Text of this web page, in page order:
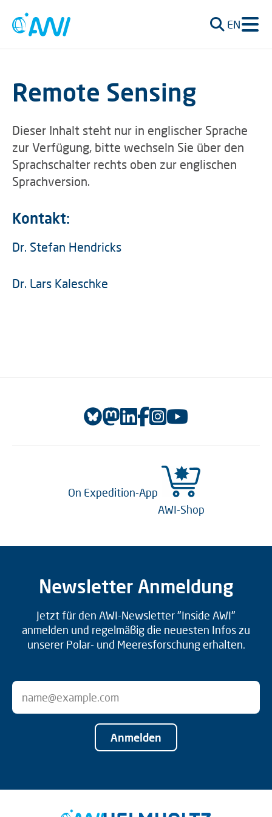
EN
Remote Sensing
Dieser Inhalt steht nur in englischer Sprache
zur Verfügung, bitte wechseln Sie über den
Sprachschalter rechts oben zur englischen
Sprachversion.
Kontakt:
Dr. Stefan Hendricks
Dr. Lars Kaleschke
On Expedition-App
AWI-Shop
Newsletter Anmeldung
Jetzt für den AWI-Newsletter "Inside AWI"
anmelden und regelmäßig die neuesten Infos zu
unserer Polar- und Meeresforschung erhalten.
Anmelden